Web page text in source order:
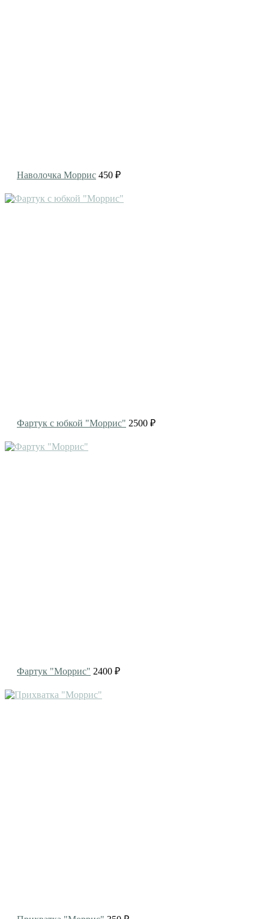
Наволочка Моррис 450 ₽
Фартук с юбкой "Моррис" 2500 ₽
Фартук "Моррис" 2400 ₽